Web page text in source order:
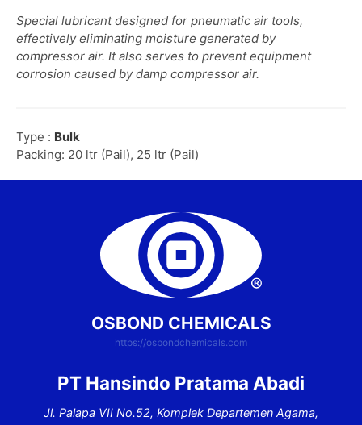
Special lubricant designed for pneumatic air tools,
effectively eliminating moisture generated by
compressor air. It also serves to prevent equipment
corrosion caused by damp compressor air.
Type : Bulk
Packing: 20 ltr (Pail), 25 ltr (Pail)
OSBOND CHEMICALS
https://osbondchemicals.com
PT Hansindo Pratama Abadi
Jl. Palapa VII No.52, Komplek Departemen Agama,